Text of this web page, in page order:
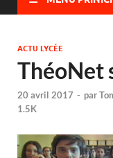
ACTU LYCÉE
ThéoNet
20 avril 2017 - par
1.5K